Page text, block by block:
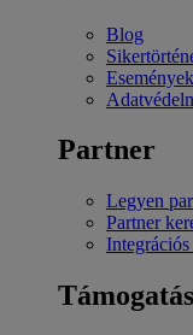
Blog
Partner
Legyen
Partner
Támogatás